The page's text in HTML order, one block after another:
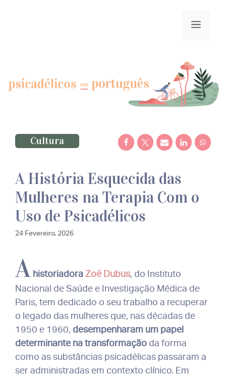
menu
Cultura
A História Esquecida das
Mulheres na Terapia Com o
Uso de Psicadélicos
24 Fevereiro, 2026
A historiadoraZoë Dubus, do Instituto
Nacional de Saúde e Investigação Médica de
Paris, tem dedicado o seu trabalho a recuperar
o legado das mulheres que, nas décadas de
1950 e 1960, desempenharam um papel
determinante na transformação da forma
como as substâncias psicadélicas passaram a
ser administradas em contexto clínico. Em